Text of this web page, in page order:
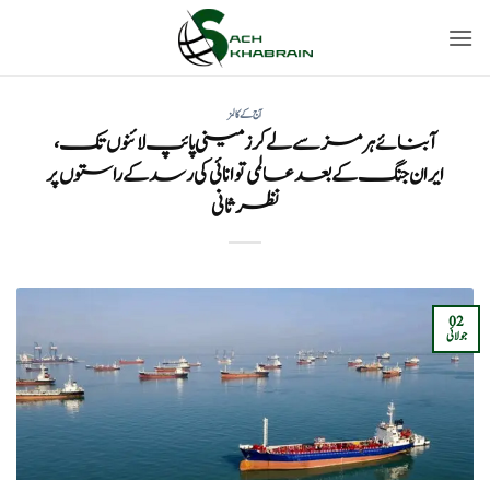
آج کے کالمز
آبنائے ہرمز سے لے کر زمینی پائپ لائنوں تک،
ایران جنگ کے بعد عالمی توانائی کی رسد کے راستوں پر
نظرثانی
02
جولائی